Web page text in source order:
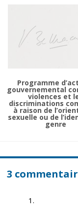
Programme
gouvernemental
violences et
discriminations
à raison de
sexuelle ou de
genre
3